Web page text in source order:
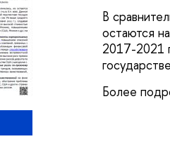
В
остаются
2017-2021
Более